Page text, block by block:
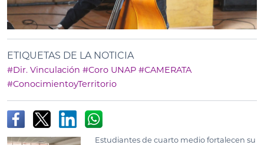
ETIQUETAS DE LA NOTICIA
#Dir. Vinculación #Coro UNAP #CAMERATA
#ConocimientoyTerritorio
Estudiantes de cuarto medio fortalecen su